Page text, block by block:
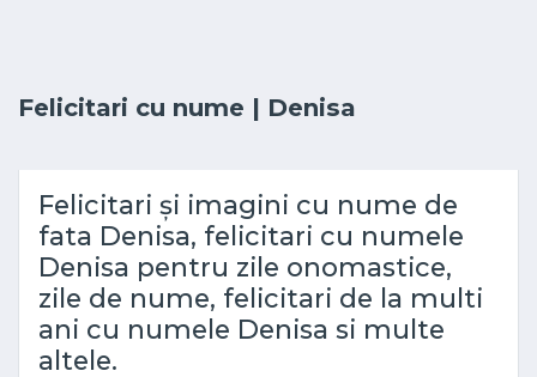
Felicitari cu nume | Denisa
Felicitari și imagini cu nume de
fata Denisa, felicitari cu numele
Denisa pentru zile onomastice,
zile de nume, felicitari de la multi
ani cu numele Denisa si multe
altele.